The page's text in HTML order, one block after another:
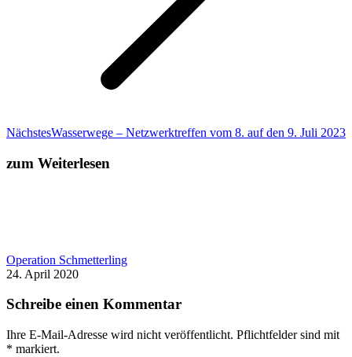
NächstesNächster
Wasserwege – Netzwerktreffen vom 8. auf den 9. Juli 2023
zum Weiterlesen
Operation Schmetterling
24. April 2020
Schreibe einen Kommentar
Ihre E-Mail-Adresse wird nicht veröffentlicht. Pflichtfelder sind mit
* markiert.